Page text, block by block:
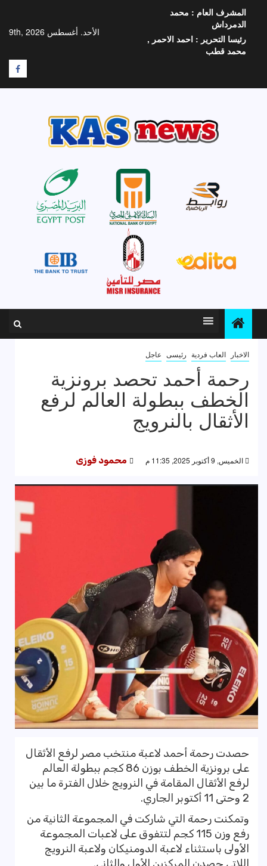
المحتوى
الأحد. أغسطس 9th, 2026
المشرف العام : محمد
الدمرداش
رئيسا التحرير : احمد الاحمر ,
محمد قطب
F
الاخبار العاب فردية رئيسى عاجل
رحمة أحمد تحصد برونزية
الخطف ببطولة العالم لرفع
الأثقال بالنرويج
الخميس, 9 أكتوبر 2025, 11:35 م محمود فوزى
حصدت رحمة أحمد لاعبة منتخب مصر لرفع الأثقال
على برونزية الخطف بوزن 86 كجم ببطولة العالم
لرفع الأثقال المقامة في النرويج خلال الفترة ما بين
2 وحتى 11 أكتوبر الجاري.
وتمكنت رحمة التي شاركت في المجموعة الثانية من
رفع وزن 115 كجم لتتفوق على لاعبات المجموعة
الأولى باستثناء لاعبة الدومنيكان ولاعبة النرويج